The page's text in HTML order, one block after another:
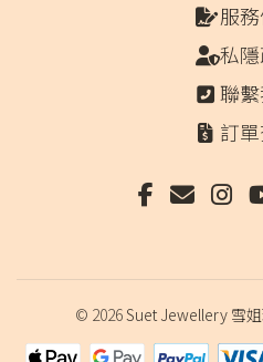
服
私
聯
訂
© 2026Suet Jewellery 雪